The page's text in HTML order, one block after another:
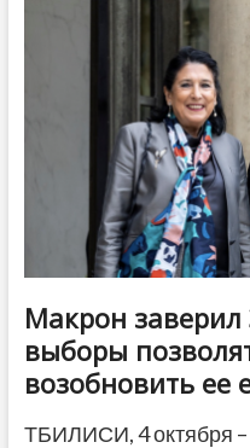
сторонников
мобилизации
голосов
выборах
Макрон
выборы
возобновить ее
ТБИЛИСИ, 4 октября –